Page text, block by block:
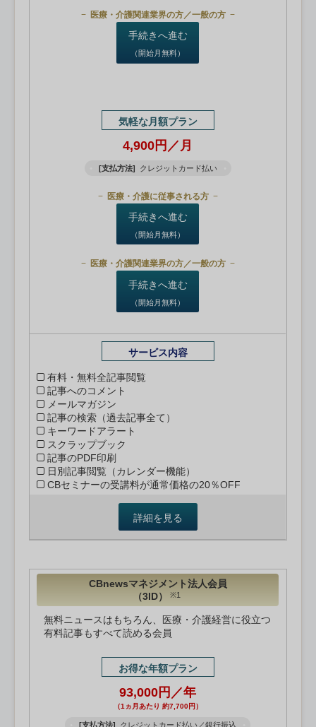
医療・介護関連業界の方／一般の方
手続きへ進む
（開始月無料）
気軽な月額プラン
4,900円／月
[支払方法] クレジットカード払い
医療・介護に従事される方
手続きへ進む
（開始月無料）
医療・介護関連業界の方／一般の方
手続きへ進む
（開始月無料）
サービス内容
有料・無料全記事閲覧
記事へのコメント
メールマガジン
記事の検索（過去記事全て）
キーワードアラート
スクラップブック
記事のPDF印刷
日別記事閲覧（カレンダー機能）
CBセミナーの受講料が通常価格の20％OFF
詳細を見る
CBnewsマネジメント法人会員
（3ID）
※1
無料ニュースはもちろん、医療・介護経営に役立つ
有料記事もすべて読める会員
お得な年額プラン
93,000円／年
（1ヵ月あたり 約7,700円）
[支払方法] クレジットカード払い／銀行振込